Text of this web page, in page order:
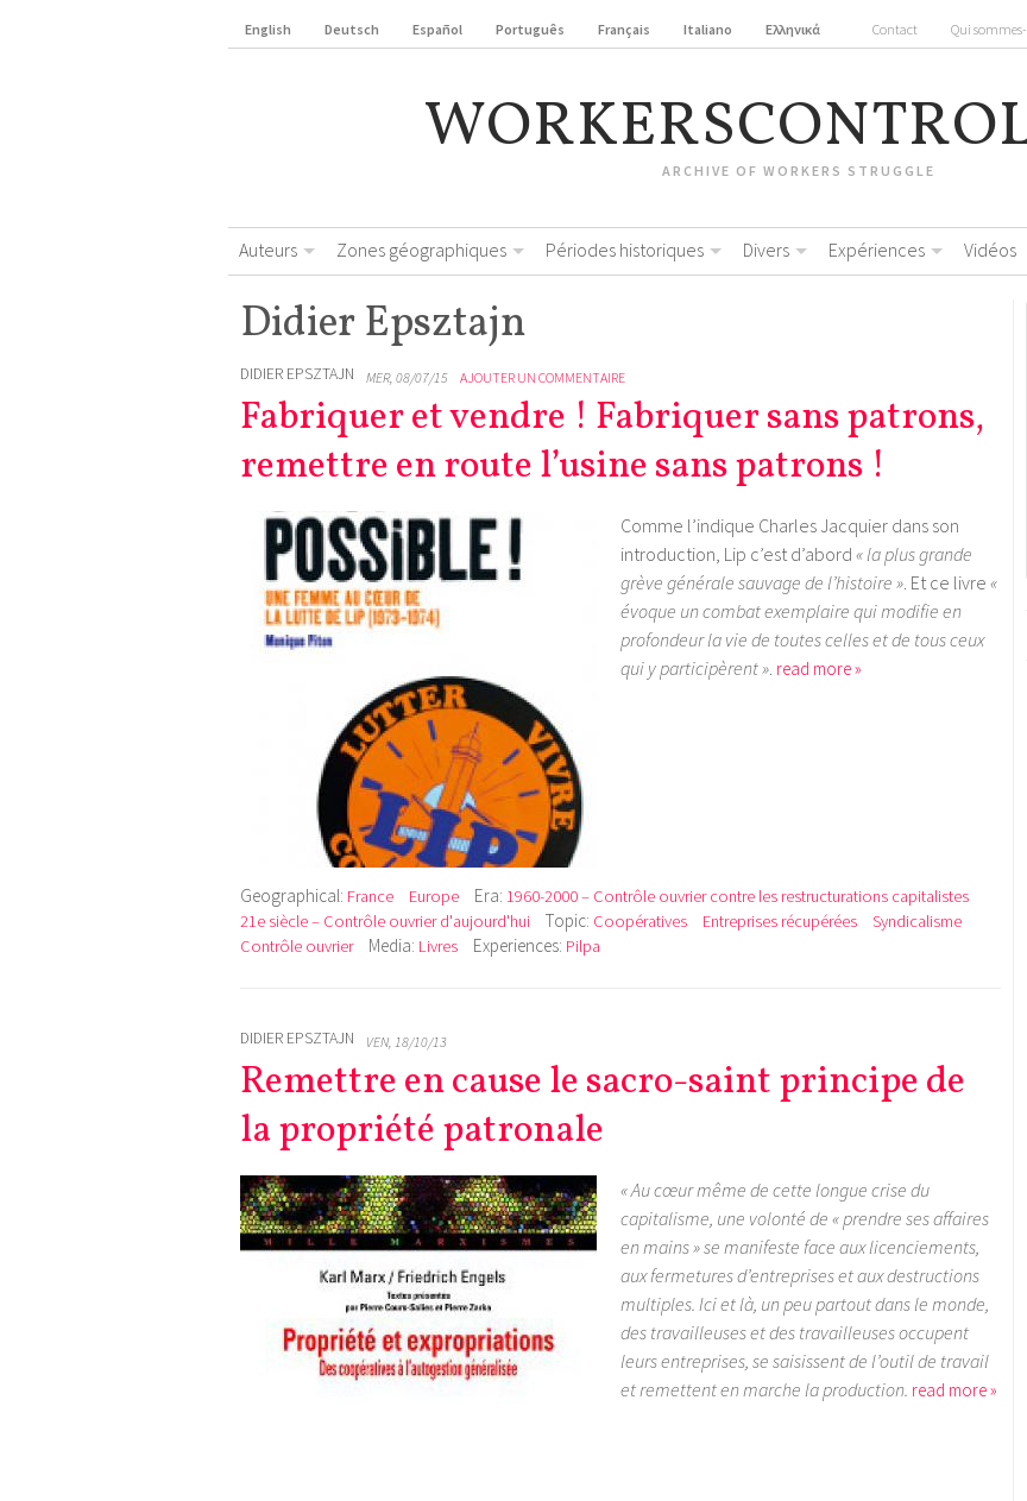
English Deutsch Español Português Français Italiano Ελληνικά Contact Qui
ARCHIVE OF WORKERS STRUGGLE
Auteurs Zones géographiques Périodes historiques Divers Expériences Vidéos
Didier Epsztajn
DIDIER EPSZTAJN MER, 08/07/15 AJOUTER UN COMMENTAIRE
Fabriquer et vendre ! Fabriquer sans patrons,
remettre en route l’usine sans patrons !
Comme l’indique Charles Jacquier dans son
introduction, Lip c’est d’abord « la plus grande
grève générale sauvage de l’histoire » . Et ce livre «
évoque un combat exemplaire qui modifie en
profondeur la vie de toutes celles et de tous ceux
qui y participèrent » read more »
Geographical: France Europe Era: 1960-2000 – Contrôle ouvrier contre les restructurations capitalistes
21e siècle – Contrôle ouvrier d'aujourd'hui
Topic: Coopératives Entreprises récupérées
Syndicalisme
Contrôle ouvrier
Media: Livres Experiences: Pilpa
DIDIER EPSZTAJN VEN, 18/10/13
Remettre en cause le sacro-saint principe de
la propriété patronale
« Au cœur même de cette longue crise du
capitalisme, une volonté de « prendre ses affaires
en mains » se manifeste face aux licenciements,
aux fermetures d’entreprises et aux destructions
multiples. Ici et là, un peu partout dans le monde,
des travailleuses et des travailleuses occupent
leurs entreprises, se saisissent de l’outil de travail
et remettent en marche la production. read more »